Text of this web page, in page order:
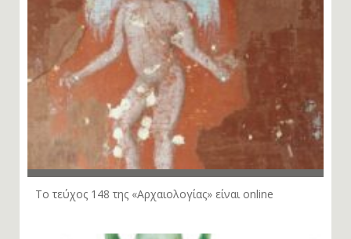
Το τεύχος 148 της «Αρχαιολογίας» είναι online